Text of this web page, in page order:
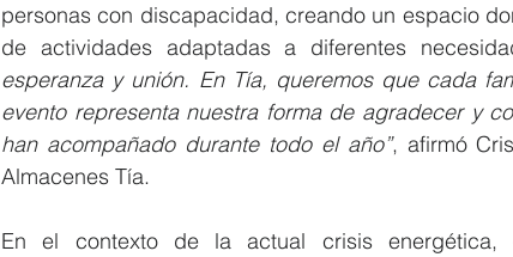
personas con discapacidad, creando un espacio
de actividades adaptadas a diferentes
esperanza y unión. En Tía, queremos que cada
evento representa nuestra forma de agradecer y
han acompañado durante todo el año”, afirmó
Almacenes Tía.
En el contexto de la actual crisis energética,